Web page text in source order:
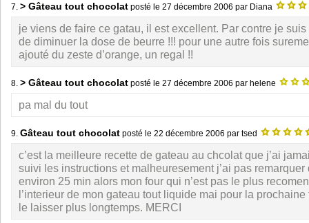
7. > Gâteau tout chocolat posté le 27 décembre 2006 par Diana
je viens de faire ce gatau, il est excellent. Par contre je
de diminuer la dose de beurre !!! pour une autre fois
ajouté du zeste d’orange, un regal !!
8. > Gâteau tout chocolat posté le 27 décembre 2006 par helene
pa mal du tout
9. Gâteau tout chocolat posté le 22 décembre 2006 par tsed
c’est la meilleure recette de gateau au chcolat que j’ai
suivi les instructions et malheuresement j’ai pas remarquer
environ 25 min alors mon four qui n’est pas le plus
l’interieur de mon gateau tout liquide mai pour la prochaine
le laisser plus longtemps. MERCI